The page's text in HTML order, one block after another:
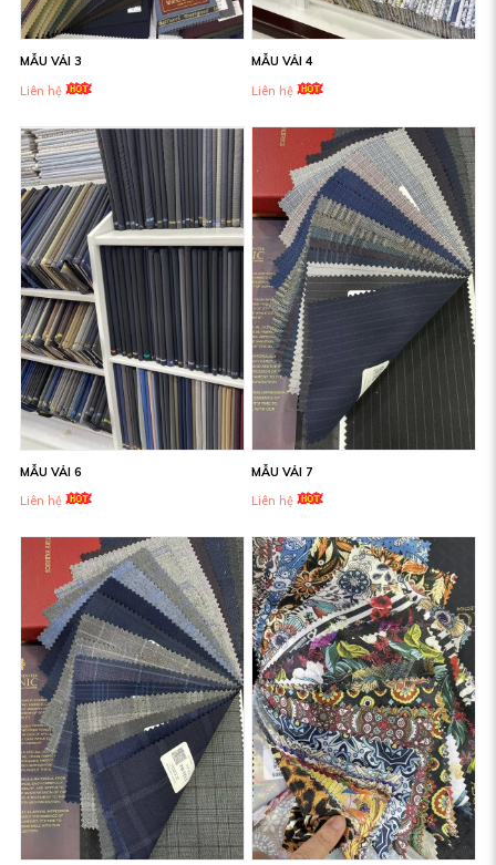
MẪU VẢI 3
Liên hệ
MẪU VẢI 4
Liên hệ
MẪU VẢI 6
Liên hệ
MẪU VẢI 7
Liên hệ